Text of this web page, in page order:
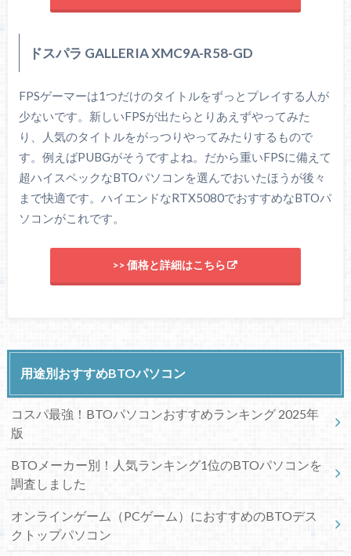
ドスパラ GALLERIA XMC9A-R58-GD
FPSゲーマーは1つだけのタイトルをずっとプレイする人が
少ないです。新しいFPSが出たらとりあえずやってみた
り、人気のタイトルをがっつりやってみたりするもので
す。例えばPUBGがそうですよね。だから重いFPSに備えて
超ハイスペックなBTOパソコンを選んでおいたほうが後々
まで快適です。ハイエンドなRTX5080でおすすめなBTOパ
ソコンがこれです。
>> 価格と詳細はこちら
用途別おすすめBTOパソコン
コスパ最強！BTOパソコンおすすめランキング 2025年
版
BTOメーカー別！人気ランキング1位のBTOパソコンを
調査しました
オンラインゲーム（PCゲーム）におすすめのBTOデス
クトップパソコン